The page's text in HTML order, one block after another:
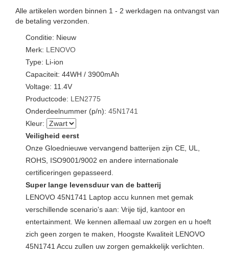
Alle artikelen worden binnen 1 - 2 werkdagen na ontvangst van
de betaling verzonden.
Conditie: Nieuw
Merk: LENOVO
Type: Li-ion
Capaciteit: 44WH / 3900mAh
Voltage: 11.4V
Productcode: LEN2775
Onderdeelnummer (p/n): 45N1741
Kleur:
Veiligheid eerst
Onze Gloednieuwe vervangend batterijen zijn CE, UL,
ROHS, ISO9001/9002 en andere internationale
certificeringen gepasseerd.
Super lange levensduur van de batterij
LENOVO 45N1741 Laptop accu kunnen met gemak
verschillende scenario's aan: Vrije tijd, kantoor en
entertainment. We kennen allemaal uw zorgen en u hoeft
zich geen zorgen te maken, Hoogste Kwaliteit LENOVO
45N1741 Accu zullen uw zorgen gemakkelijk verlichten.